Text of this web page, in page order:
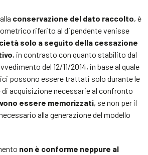
conservazione del dato raccolto, è
riferito al dipendente venisse
solo a seguito della cessazione
, in contrasto con quanto stabilito dal
del 12/11/2014, in base al quale
possono essere trattati solo durante le
acquisizione necessarie al confronto
essere memorizzati, se non per il
alla generazione del modello
non è conforme neppure al